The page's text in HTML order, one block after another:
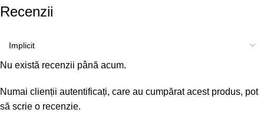
Recenzii
Nu există recenzii până acum.
Numai clienții autentificați, care au cumpărat acest produs, pot
să scrie o recenzie.